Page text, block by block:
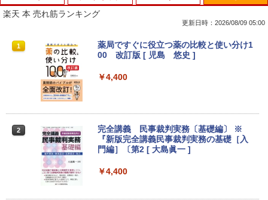
楽天 本 売れ筋ランキング
更新日時：2026/08/09 05:00
1
薬局ですぐに役立つ薬の比較と使い分け1
00 改訂版 [ 児島 悠史 ]
￥4,400
2
完全講義 民事裁判実務〔基礎編〕 ※
『新版完全講義民事裁判実務の基礎［入
門編］〔第2 [ 大島眞一 ]
￥4,400